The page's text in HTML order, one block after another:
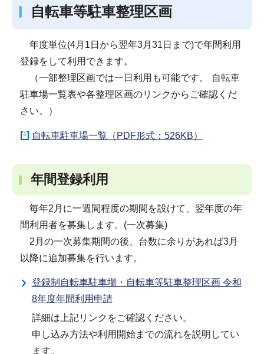
自転車等駐車整理区画
年度単位(4月1日から翌年3月31日まで)で年間利用
登録をして利用できます。
（一部整理区画では一日利用も可能です。
自転車
駐車場一覧表や各整理区画のリンクからご確認くだ
さい。）
自転車駐車場一覧（PDF形式：526KB）
年間登録利用
毎年2月に一週間程度の期間を設けて、翌年度の年
間利用者を募集します。(一次募集)
2月の一次募集期間の後、台数に余りがあれば3月
以降に追加募集を行います。
登録制自転車駐車場・自転車等駐車整理区画 令和
8年度年間利用申請
詳細は上記リンクをご確認ください。
申し込み方法や利用開始までの流れを説明してい
ます。